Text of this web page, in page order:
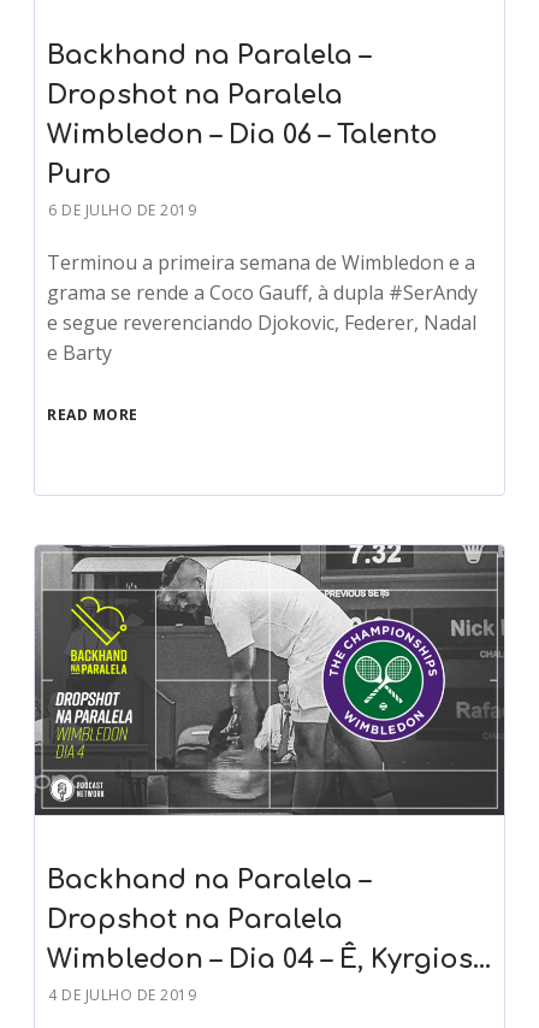
Backhand na Paralela –
Dropshot na Paralela
Wimbledon – Dia 06 – Talento
Puro
6 DE JULHO DE 2019
Terminou a primeira semana de Wimbledon e a
grama se rende a Coco Gauff, à dupla #SerAndy
e segue reverenciando Djokovic, Federer, Nadal
e Barty
READ MORE
Backhand na Paralela –
Dropshot na Paralela
Wimbledon – Dia 04 – Ê, Kyrgios…
4 DE JULHO DE 2019